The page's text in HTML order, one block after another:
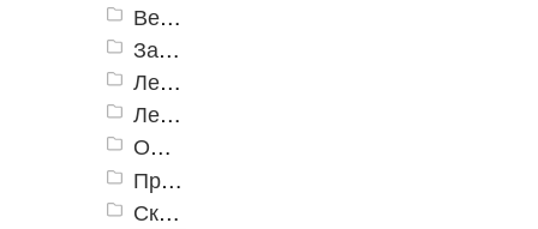
Ведра
Замки
Ленты клеящие
Лестницы
Оптика
Прочее
Скобяные изделия и дверная фурнитура